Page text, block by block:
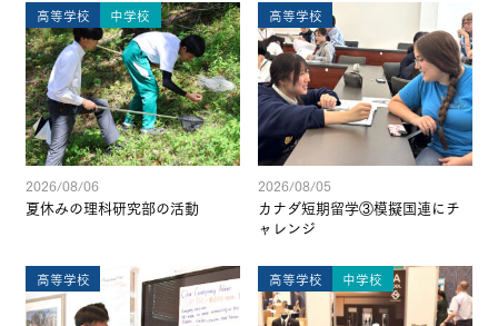
高等学校 中学校
2026/08/06
夏休みの理科研究部の活動
高等学校
2026/08/05
カナダ短期留学③模擬国連にチ
ャレンジ
高等学校 高等学校 中学校